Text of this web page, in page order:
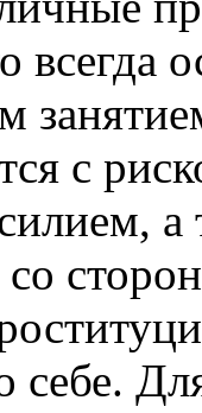
всегда
с
а
со
себе.